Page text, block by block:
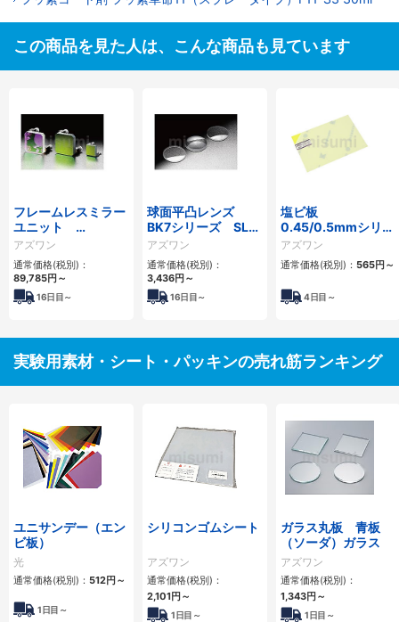
この商品を見た人は、こんな商品も見ています
フレームレスミラー
ユニット
GMMUHPシリーズ
アズワン
通常価格(税別)：
89,785円 ～
16日目～
球面平凸レンズ
BK7シリーズ SLB
シリーズ
アズワン
通常価格(税別)：
3,436円 ～
16日目～
塩ビ板
0.45/0.5mmシリー
ズ EBシリーズ
アズワン
通常価格(税別)： 565円 ～
4日目～
実験用素材・シート・パッキンの売れ筋ランキング
ユニサンデー（エン
ビ板）
光
通常価格(税別)： 512円 ～
1日目～
シリコンゴムシート
アズワン
通常価格(税別)：
2,101円 ～
1日目～
ガラス丸板 青板
（ソーダ）ガラス
アズワン
通常価格(税別)：
1,343円 ～
1日目～